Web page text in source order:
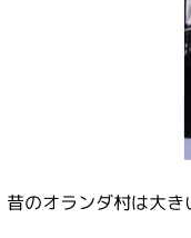
昔のオランダ村は大き